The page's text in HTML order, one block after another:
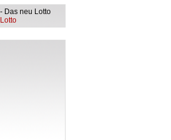
Das neu Lotto